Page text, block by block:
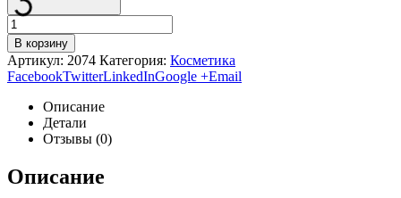
В корзину
Артикул: 2074 Категория: Косметика
FacebookTwitterLinkedInGoogle +Email
Описание
Детали
Отзывы (0)
Описание